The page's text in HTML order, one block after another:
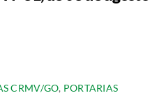
CRMV/GO, PORTARIAS